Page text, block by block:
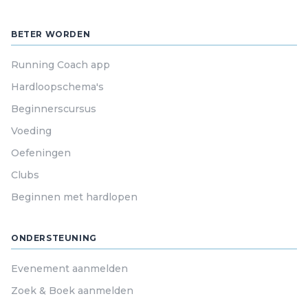
BETER WORDEN
Running Coach app
Hardloopschema's
Beginnerscursus
Voeding
Oefeningen
Clubs
Beginnen met hardlopen
ONDERSTEUNING
Evenement aanmelden
Zoek & Boek aanmelden